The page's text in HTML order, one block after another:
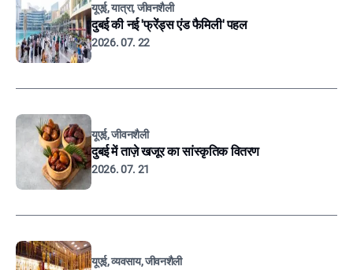
यूएई, यात्रा, जीवनशैली
दुबई की नई 'फ्रेंड्स एंड फैमिली' पहल
2026. 07. 22
यूएई, जीवनशैली
दुबई में ताज़े खजूर का सांस्कृतिक वितरण
2026. 07. 21
यूएई, व्यवसाय, जीवनशैली